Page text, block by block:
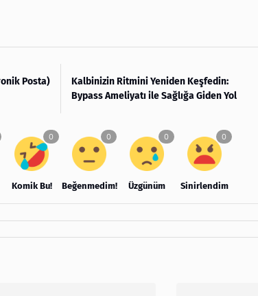
Posta)
Kalbinizin Ritmini Yeniden Keşfedin:
Bypass Ameliyatı ile Sağlığa Giden Yol
Komik Bu! Beğenmedim! Üzgünüm Sinirlendim